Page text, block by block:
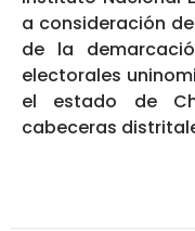
a consideración
de la
electorales
el estado de
cabeceras